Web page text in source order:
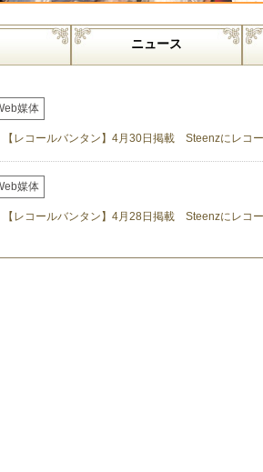
ニュース
媒体
【レコールバンタン】4月30日掲載 Steenzにレコ
媒体
【レコールバンタン】4月28日掲載 Steenzにレコ